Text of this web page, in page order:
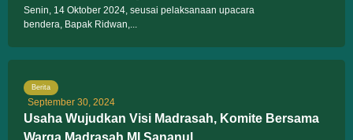
Senin, 14 Oktober 2024, seusai pelaksanaan upacara
bendera, Bapak Ridwan,...
Berita
September 30, 2024
Usaha Wujudkan Visi Madrasah, Komite Bersama
Warga Madrasah MI Sananul...